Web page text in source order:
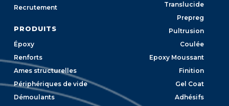
Recrutement
PRODUITS
Époxy
Renforts
Ames structurelles
Périphériques de vide
Démoulants
Translucide
Prepreg
Pultrusion
Coulée
Epoxy Moussant
Finition
Gel Coat
Adhésifs